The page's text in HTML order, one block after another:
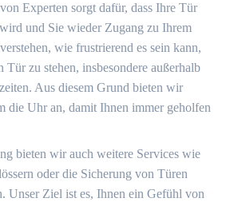
Experten sorgt dafür, dass Ihre Tür
und Sie wieder Zugang zu Ihrem
wie frustrierend es sein kann,
Tür zu stehen, insbesondere außerhalb
Aus diesem Grund bieten wir
die Uhr an, damit Ihnen immer geholfen
bieten wir auch weitere Services wie
oder die Sicherung von Türen
Unser Ziel ist es, Ihnen ein Gefühl von